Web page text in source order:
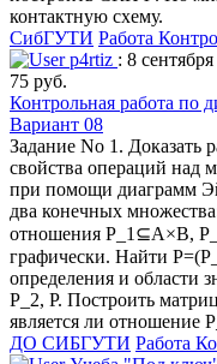
контактную схему.
СибГУТИ Работа
p4rtiz : 8
75 руб.
Контрольная работа по
Вариант 08
Задание No 1. Доказать
свойства операций над
при помощи диаграмм
два конечных
отношения P_1⊆A×B,
графически. Найти
определения и области
P_2, P. Построить
является ли отношение
ДО СИБГУТИ Работа